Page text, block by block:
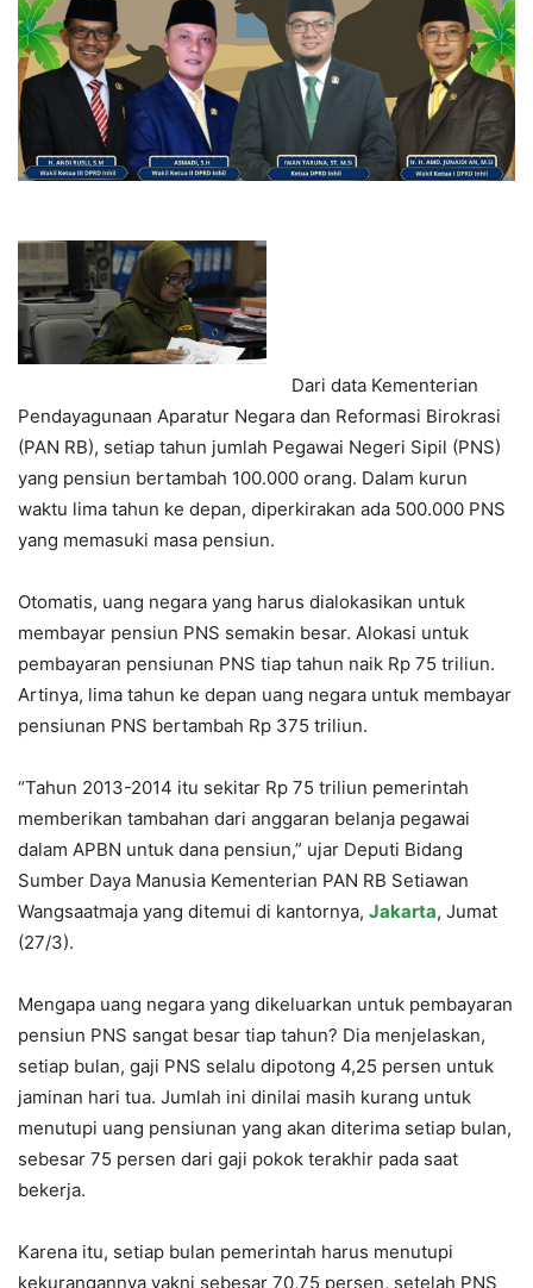
Dari data Kementerian
Pendayagunaan Aparatur Negara dan Reformasi Birokrasi
(PAN RB), setiap tahun jumlah Pegawai Negeri Sipil (PNS)
yang pensiun bertambah 100.000 orang. Dalam kurun
waktu lima tahun ke depan, diperkirakan ada 500.000 PNS
yang memasuki masa pensiun.
Otomatis, uang negara yang harus dialokasikan untuk
membayar pensiun PNS semakin besar. Alokasi untuk
pembayaran pensiunan PNS tiap tahun naik Rp 75 triliun.
Artinya, lima tahun ke depan uang negara untuk membayar
pensiunan PNS bertambah Rp 375 triliun.
“Tahun 2013-2014 itu sekitar Rp 75 triliun pemerintah
memberikan tambahan dari anggaran belanja pegawai
dalam APBN untuk dana pensiun,” ujar Deputi Bidang
Sumber Daya Manusia Kementerian PAN RB Setiawan
Wangsaatmaja yang ditemui di kantornya, Jakarta, Jumat
(27/3).
Mengapa uang negara yang dikeluarkan untuk pembayaran
pensiun PNS sangat besar tiap tahun? Dia menjelaskan,
setiap bulan, gaji PNS selalu dipotong 4,25 persen untuk
jaminan hari tua. Jumlah ini dinilai masih kurang untuk
menutupi uang pensiunan yang akan diterima setiap bulan,
sebesar 75 persen dari gaji pokok terakhir pada saat
bekerja.
Karena itu, setiap bulan pemerintah harus menutupi
kekurangannya yakni sebesar 70,75 persen, setelah PNS